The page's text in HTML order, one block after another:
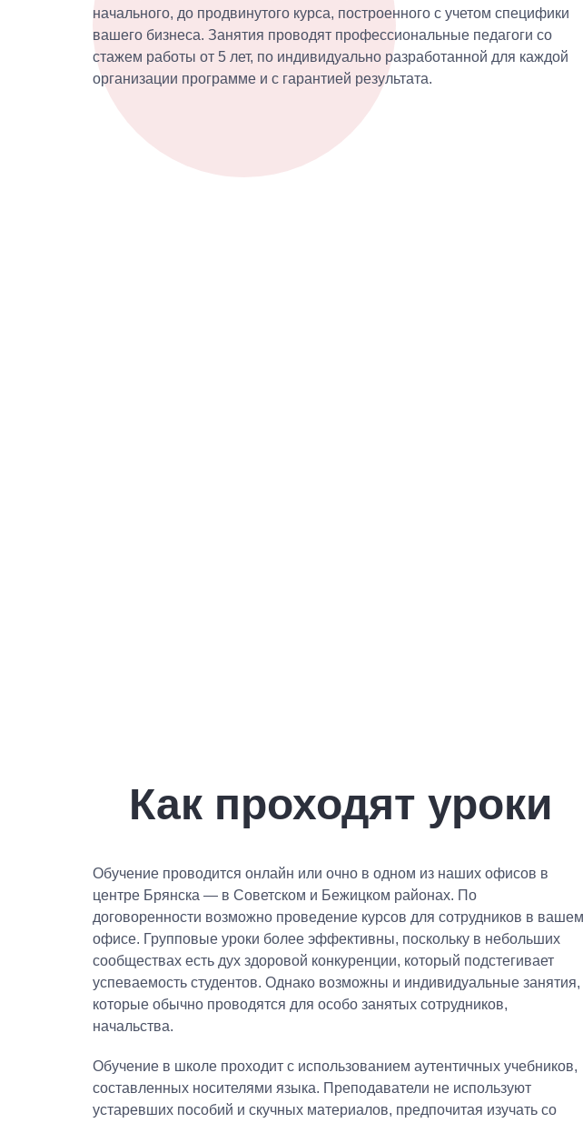
начального, до продвинутого курса, построенного с учетом специфики
вашего бизнеса. Занятия проводят профессиональные педагоги со
стажем работы от 5 лет, по индивидуально разработанной для каждой
организации программе и с гарантией результата.
Как проходят уроки
Обучение проводится онлайн или очно в одном из наших офисов в
центре Брянска — в Советском и Бежицком районах. По
договоренности возможно проведение курсов для сотрудников в вашем
офисе. Групповые уроки более эффективны, поскольку в небольших
сообществах есть дух здоровой конкуренции, который подстегивает
успеваемость студентов. Однако возможны и индивидуальные занятия,
которые обычно проводятся для особо занятых сотрудников,
начальства.
Обучение в школе проходит с использованием аутентичных учебников,
составленных носителями языка. Преподаватели не используют
устаревших пособий и скучных материалов, предпочитая изучать со